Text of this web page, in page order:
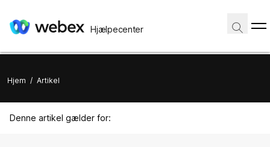
Hjælpecenter
Hjem / Artikel
Denne artikel gælder for: